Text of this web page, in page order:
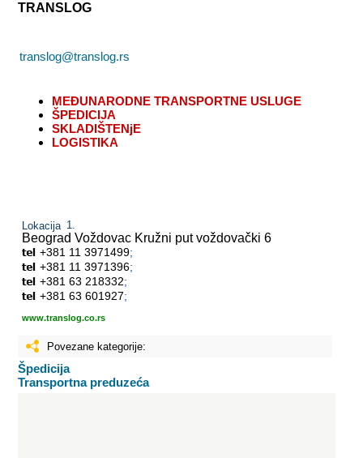
TRANSLOG
translog@translog.rs
MEĐUNARODNE TRANSPORTNE USLUGE
ŠPEDICIJA
SKLADIŠTENjE
LOGISTIKA
www.translog.co.rs
Lokacija
Beograd Voždovac Kružni put voždovački 6
+381 11 3971499;
+381 11 3971396;
+381 63 218332;
+381 63 601927;
Povezane kategorije:
Špedicija
Transportna preduzeća